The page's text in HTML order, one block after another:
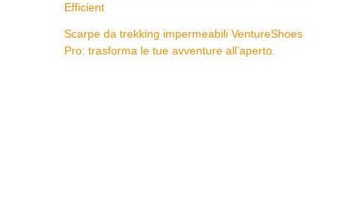
Efficient
Scarpe da trekking impermeabili VentureShoes
Pro: trasforma le tue avventure all’aperto.